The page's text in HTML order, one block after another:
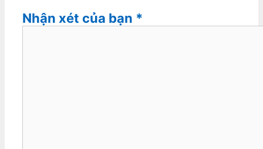
Nhận xét của bạn *